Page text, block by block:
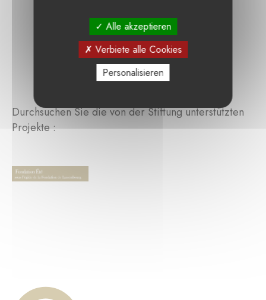
Durchsuchen Sie die von der Stiftung unterstützten
Projekte :
Alle akzeptieren
Verbiete alle Cookies
Personalisieren